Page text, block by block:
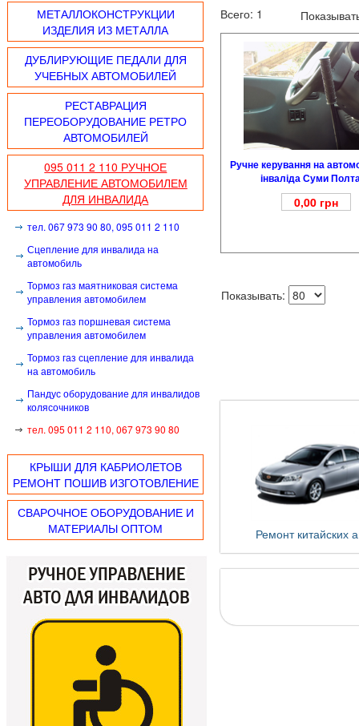
МЕТАЛЛОКОНСТРУКЦИИ
ИЗДЕЛИЯ ИЗ МЕТАЛЛА
ДУБЛИРУЮЩИЕ ПЕДАЛИ ДЛЯ
УЧЕБНЫХ АВТОМОБИЛЕЙ
РЕСТАВРАЦИЯ
ПЕРЕОБОРУДОВАНИЕ РЕТРО
АВТОМОБИЛЕЙ
095 011 2 110 РУЧНОЕ
УПРАВЛЕНИЕ АВТОМОБИЛЕМ
ДЛЯ ИНВАЛИДА
тел. 067 973 90 80, 095 011 2 110
Сцепление для инвалида на
автомобиль
Тормоз газ маятниковая система
управления автомобилем
Тормоз газ поршневая система
управления автомобилем
Тормоз газ сцепление для инвалида
на автомобиль
Пандус оборудование для инвалидов
колясочников
тел. 095 011 2 110, 067 973 90 80
КРЫШИ ДЛЯ КАБРИОЛЕТОВ
РЕМОНТ ПОШИВ ИЗГОТОВЛЕНИЕ
СВАРОЧНОЕ ОБОРУДОВАНИЕ И
МАТЕРИАЛЫ ОПТОМ
Всего: 1
Ручне керування на
інваліда Суми
0,00 грн
Показывать:
Ремонт китайских